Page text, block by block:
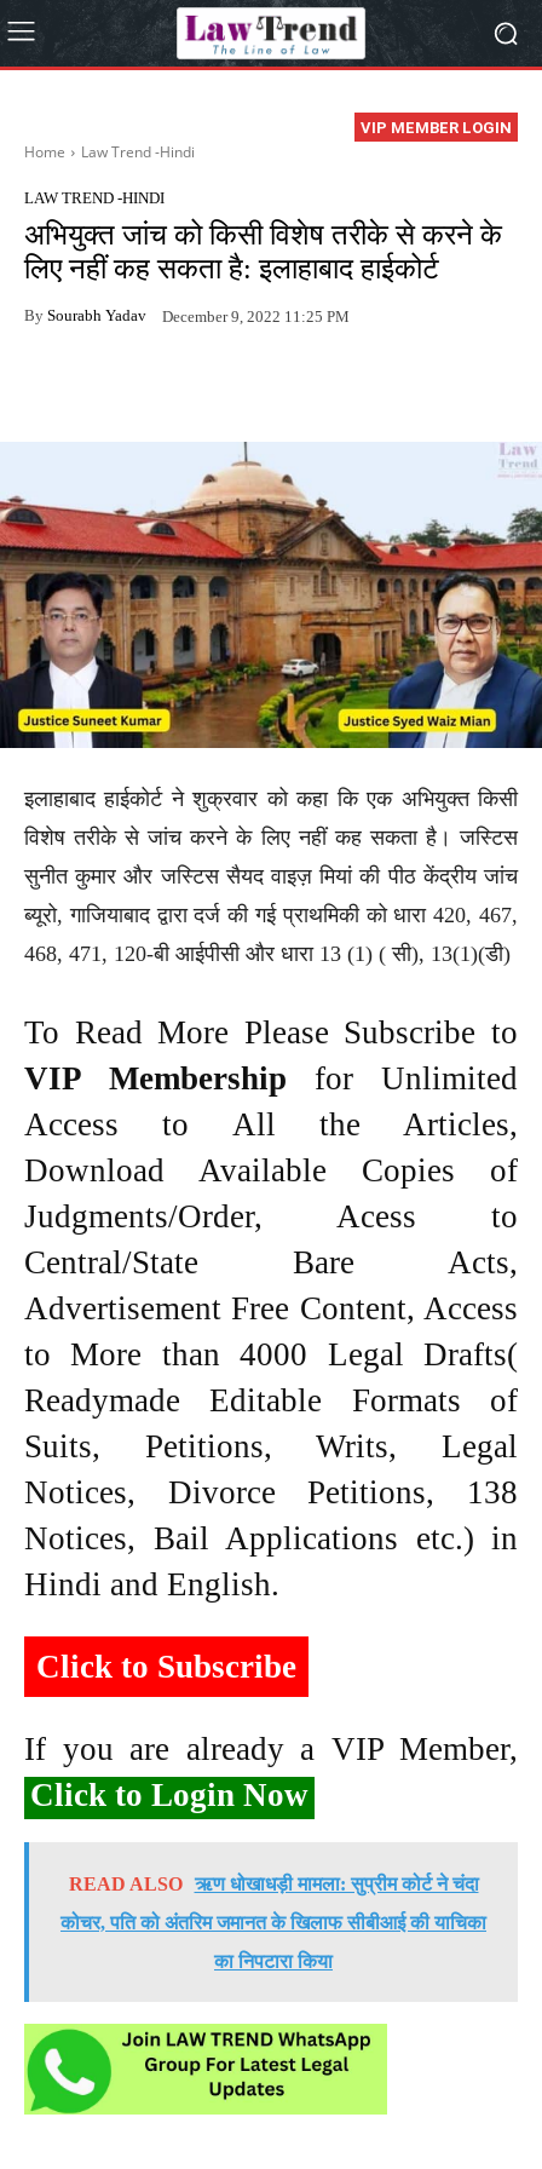
VIP MEMBER LOGIN
Home Law Trend -Hindi
LAW TREND -HINDI
अभियुक्त जांच को किसी विशेष तरीके से करने के
लिए नहीं कह सकता है: इलाहाबाद हाईकोर्ट
By Sourabh Yadav December 9, 2022 11:25 PM
इलाहाबाद हाईकोर्ट ने शुक्रवार को कहा कि एक अभियुक्त किसी
विशेष तरीके से जांच करने के लिए नहीं कह सकता है। जस्टिस
सुनीत कुमार और जस्टिस सैयद वाइज़ मियां की पीठ केंद्रीय जांच
ब्यूरो, गाजियाबाद द्वारा दर्ज की गई प्राथमिकी को धारा 420, 467,
468, 471, 120-बी आईपीसी और धारा 13 (1) ( सी), 13(1)(डी)
To Read More Please Subscribe to
VIP Membership for Unlimited
Access to All the Articles,
Download Available Copies of
Judgments/Order, Acess to
Central/State Bare Acts,
Advertisement Free Content, Access
to More than 4000 Legal Drafts(
Readymade Editable Formats of
Suits, Petitions, Writs, Legal
Notices, Divorce Petitions, 138
Notices, Bail Applications etc.) in
Hindi and English.
Click to Subscribe
If you are already a VIP Member,
Click to Login Now
READ ALSO ऋण धोखाधड़ी मामला: सुप्रीम कोर्ट ने चंदा
कोचर, पति को अंतरिम जमानत के खिलाफ सीबीआई की याचिका
का निपटारा किया